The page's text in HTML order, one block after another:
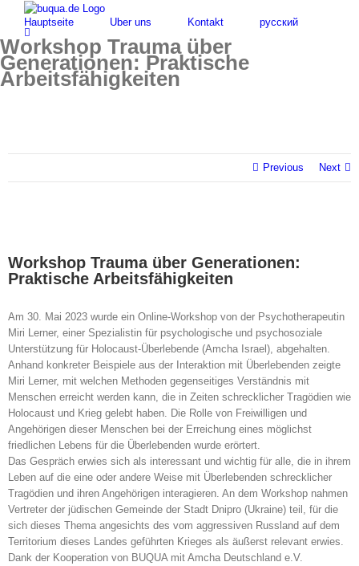
content
for:
Hauptseite
Über uns Kontakt русский
Workshop Trauma über
Generationen: Praktische
Arbeitsfähigkeiten
Previous Next
Workshop Trauma über Generationen:
Praktische Arbeitsfähigkeiten
Am 30. Mai 2023 wurde ein Online-Workshop von der Psychotherapeutin
Miri Lerner, einer Spezialistin für psychologische und psychosoziale
Unterstützung für Holocaust-Überlebende (Amcha Israel), abgehalten.
Anhand konkreter Beispiele aus der Interaktion mit Überlebenden zeigte
Miri Lerner, mit welchen Methoden gegenseitiges Verständnis mit
Menschen erreicht werden kann, die in Zeiten schrecklicher Tragödien wie
Holocaust und Krieg gelebt haben. Die Rolle von Freiwilligen und
Angehörigen dieser Menschen bei der Erreichung eines möglichst
friedlichen Lebens für die Überlebenden wurde erörtert.
Das Gespräch erwies sich als interessant und wichtig für alle, die in ihrem
Leben auf die eine oder andere Weise mit Überlebenden schrecklicher
Tragödien und ihren Angehörigen interagieren. An dem Workshop nahmen
Vertreter der jüdischen Gemeinde der Stadt Dnipro (Ukraine) teil, für die
sich dieses Thema angesichts des vom aggressiven Russland auf dem
Territorium dieses Landes geführten Krieges als äußerst relevant erwies.
Dank der Kooperation von BUQUA mit Amcha Deutschland e.V.